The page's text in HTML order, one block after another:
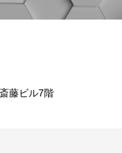
藤ビル7階